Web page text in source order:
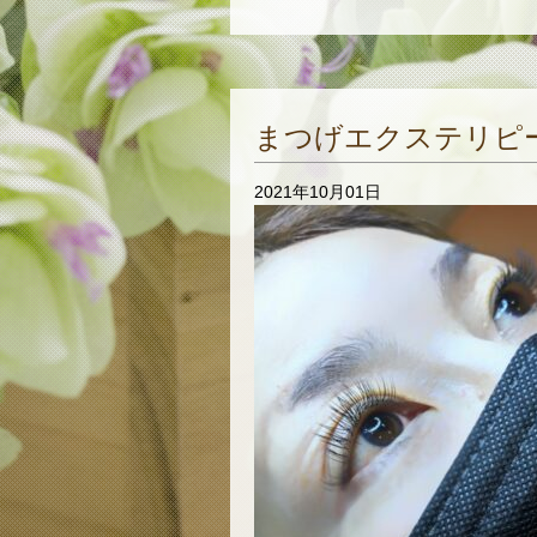
まつげエクステリピ
2021年10月01日